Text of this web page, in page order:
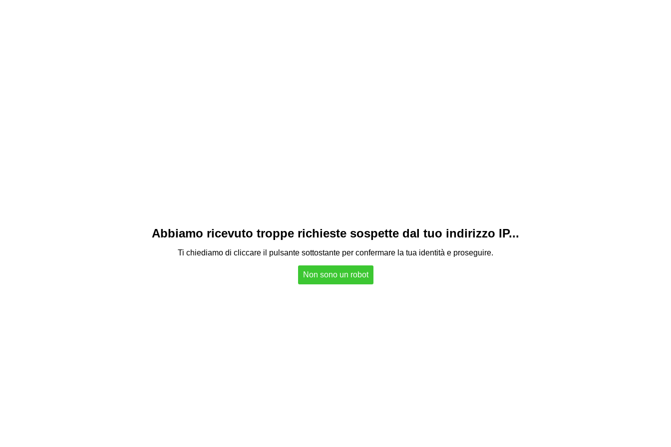
Abbiamo ricevuto troppe richieste sospette dal tuo indirizzo IP...
Ti chiediamo di cliccare il pulsante sottostante per confermare la tua identità e proseguire.
Non sono un robot